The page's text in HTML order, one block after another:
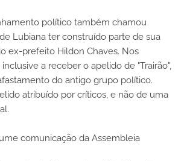
político também chamou
Lubiana ter construído parte de sua
ex-prefeito Hildon Chaves. Nos
a receber o apelido de "Trairão",
do antigo grupo político.
atribuído por críticos, e não de uma
comunicação da Assembleia